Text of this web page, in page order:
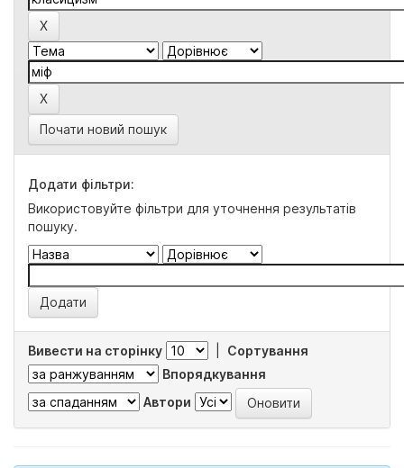
Почати новий пошук
Додати фільтри:
Використовуйте фільтри для уточнення результатів
пошуку.
Вивести на сторінку
Сортування
Впорядкування
Автори